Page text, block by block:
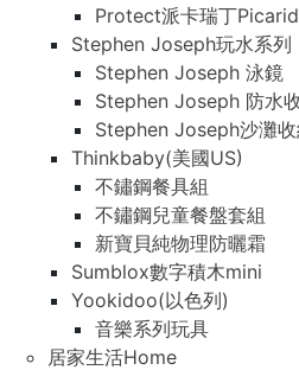
Protect派卡瑞丁
Stephen Joseph玩水系列
Stephen Joseph 泳鏡
Stephen Joseph 防水
Stephen Joseph沙灘
Thinkbaby(美國US)
不鏽鋼餐具組
不鏽鋼兒童餐盤套組
新寶貝純物理防曬霜
Sumblox數字積木mini
Yookidoo(以色列)
音樂系列玩具
居家生活Home